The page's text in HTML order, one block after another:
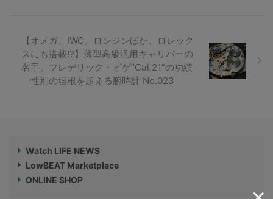
【オメガ、IWC、ロンジンほか、ロレック
スにも搭載!?】薄型高級汎用キャリバーの
名手、フレデリック・ピゲ“Cal.21”の功績
｜性別の垣根を超える腕時計 No.023
Watch LIFE NEWS
LowBEAT Marketplace
ONLINE SHOP